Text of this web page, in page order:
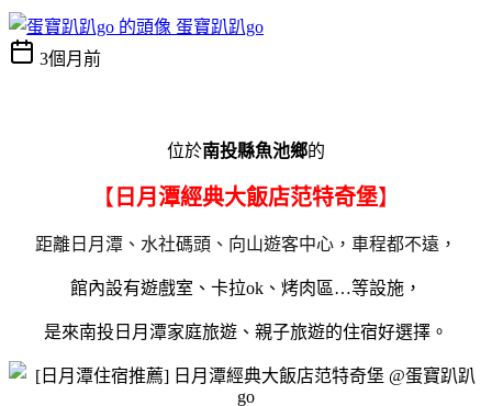
蛋寶趴趴go
3個月前
位於南投縣魚池鄉的
【 日月潭經典大飯店范特奇堡】
距離日月潭、水社碼頭、向山遊客中心，車程都不遠，
館內設有遊戲室、卡拉ok、烤肉區…等設施，
是來南投日月潭家庭旅遊、親子旅遊的住宿好選擇。